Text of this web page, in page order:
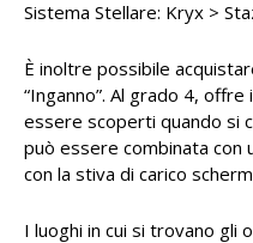
Sistema Stellare: Kryx >
È inoltre possibile
“Inganno”. Al grado 4,
essere scoperti quando si
può essere combinata con
con la stiva di carico
I luoghi in cui si trovano gli